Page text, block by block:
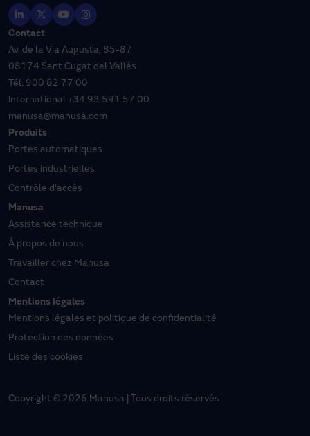
Contact
Av. de la Via Augusta, 85-87
08174 Sant Cugat del Vallès
Tél. 900 82 77 00
International +34 93 591 57 00
manusa@manusa.com
Produits
Portes automatiques
Portes industrielles
Contrôle d'accès
Manusa
Assistance technique
À propos de nous
Travailler chez Manusa
Contact
Mentions légales
Mentions légales et politique de confidentialité
Protection des données
Liste des cookies
Copyright © 2026 Manusa | Tous droits réservés